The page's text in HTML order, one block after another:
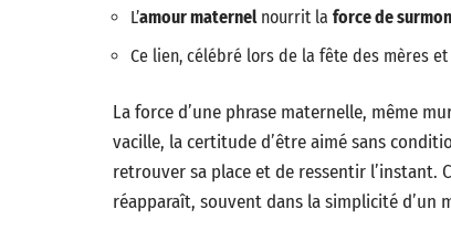
L’amour maternelnourrit la force de
Ce lien, célébré lors de la fête des mères
La force d’une phrase maternelle, même
vacille, la certitude d’être aimé sans
retrouver sa place et de ressentir l’instant.
réapparaît, souvent dans la simplicité d’un